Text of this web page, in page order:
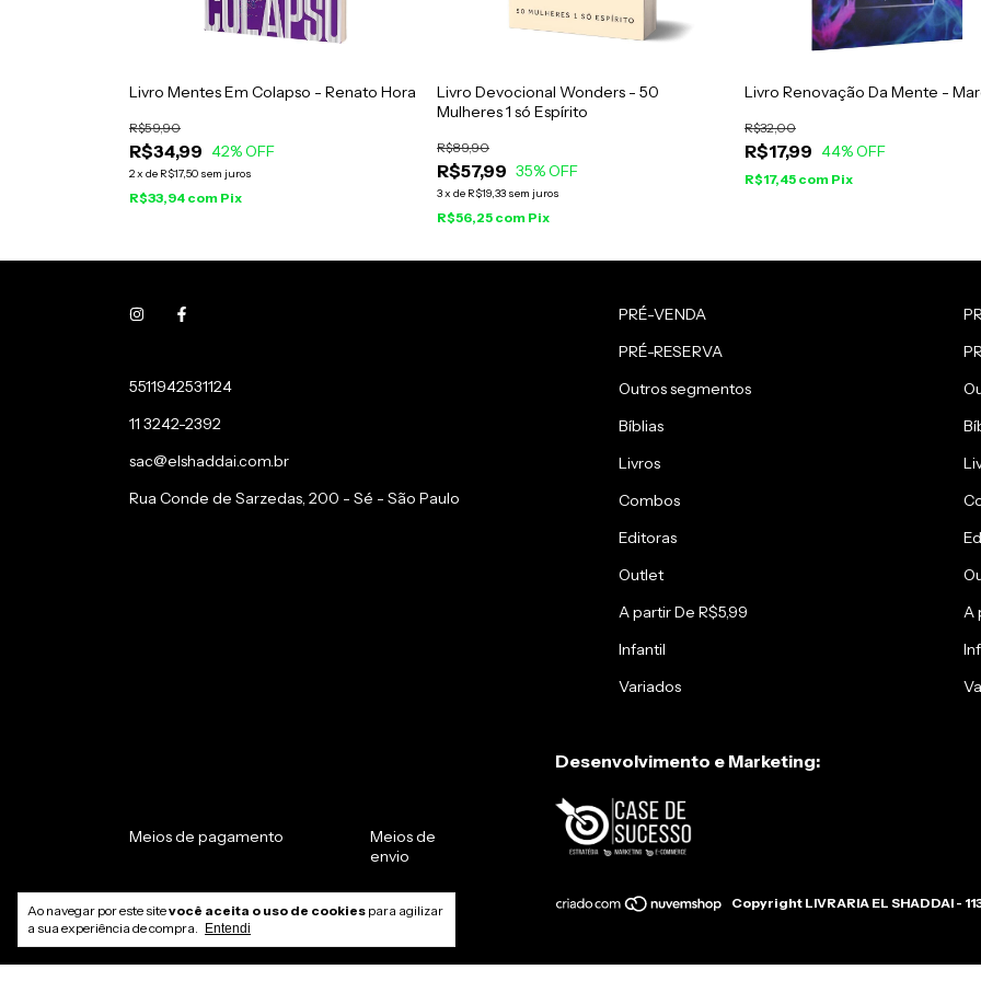
Ao navegar por este sitevocê aceita o uso de cookies para agilizar
a sua experiência de compra.
Entendi
Livro Mentes Em Colapso - Renato Hora
R$34,99
R$59,90
42% OFF
2x de R$17,50 sem juros
R$33,94 com Pix
Livro Devocional Wonders - 50
Mulheres 1 só Espírito
R$57,99
R$89,90
35% OFF
3x de R$19,33 sem juros
R$56,25 com Pix
Livro Renovação Da Mente -
R$17,99
R$32,00
44% OFF
R$17,45 com Pix
5511942531124
11 3242-2392
sac@elshaddai.com.br
Rua Conde de Sarzedas, 200 - Sé - São Paulo
PRÉ-VENDA
PRÉ-RESERVA
Outros segmentos
Bíblias
Livros
Combos
Editoras
Outlet
A partir De R$5,99
Infantil
Variados
A
Meios de pagamento Meios de envio
Desenvolvimento e Marketing:
Copyright LIVRARIA EL SHADDAI -